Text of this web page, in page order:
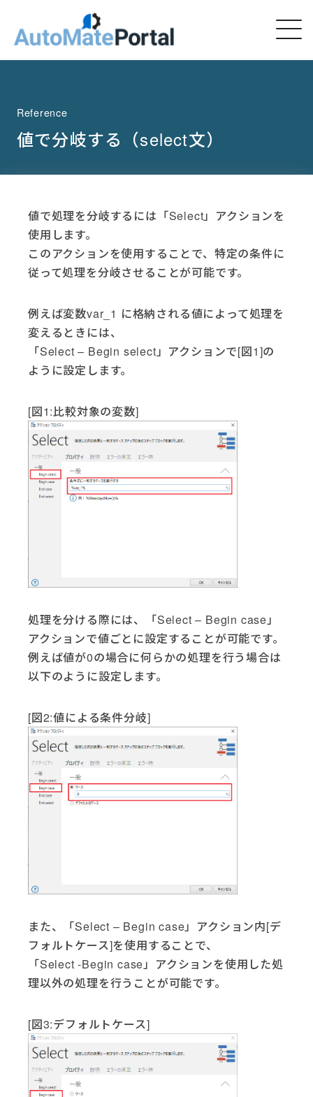
Reference
値で分岐する（select文）
値で処理を分岐するには「Select」アクションを
使用します。
このアクションを使用することで、特定の条件に
従って処理を分岐させることが可能です。
例えば変数var_1 に格納される値によって処理を
変えるときには、
「Select – Begin select」アクションで[図1]の
ように設定します。
[図1:比較対象の変数]
処理を分ける際には、「Select – Begin case」
アクションで値ごとに設定することが可能です。
例えば値が0の場合に何らかの処理を行う場合は
以下のように設定します。
[図2:値による条件分岐]
また、「Select – Begin case」アクション内[デ
フォルトケース]を使用することで、
「Select -Begin case」アクションを使用した処
理以外の処理を行うことが可能です。
[図3:デフォルトケース]